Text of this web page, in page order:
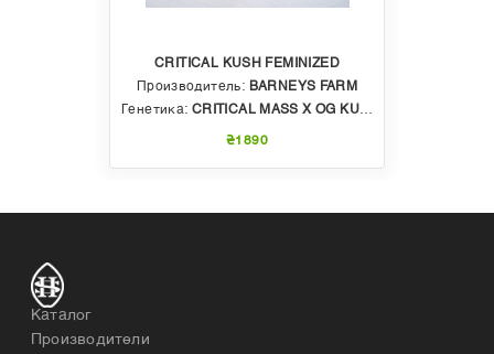
CRITICAL KUSH FEMINIZED
Производитель: BARNEYS FARM
Генетика: CRITICAL MASS X OG KUSH
₴1890
Каталог
Производители